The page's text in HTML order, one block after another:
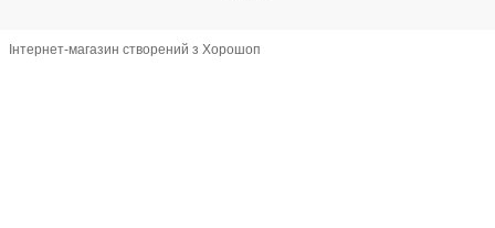
Інтернет-магазин створений з Хорошоп